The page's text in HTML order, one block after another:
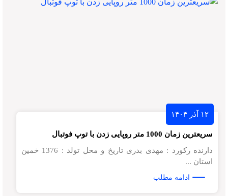
۱۲ آذر ۱۴۰۴
سریعترین زمان 1000 متر روپایی زدن با توپ فوتبال
دارنده رکورد : مهدی بدری تاریخ و محل تولد : 1376 خمین
استان ...
ادامه مطلب